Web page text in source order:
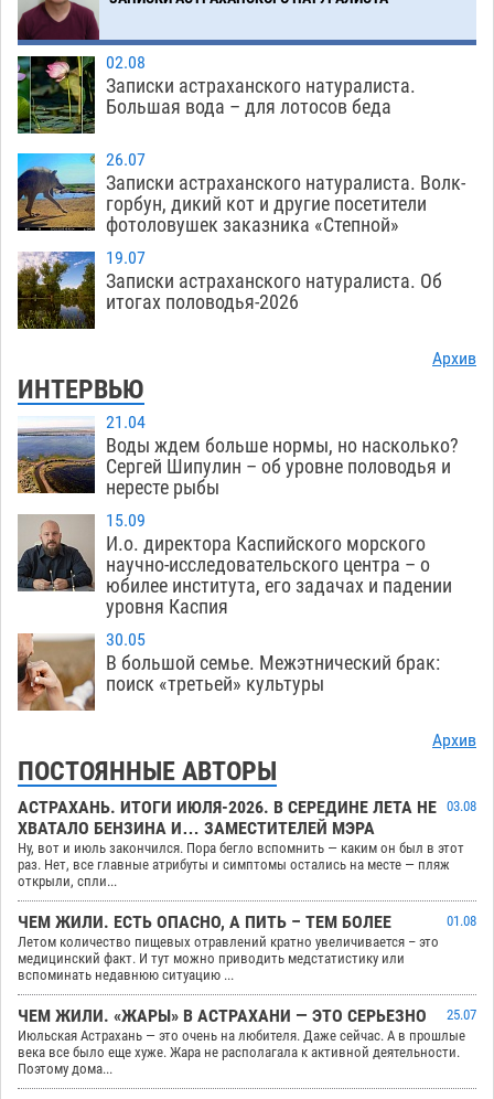
02.08
Записки астраханского натуралиста.
Большая вода – для лотосов беда
26.07
Записки астраханского натуралиста. Волк-
горбун, дикий кот и другие посетители
фотоловушек заказника «Степной»
19.07
Записки астраханского натуралиста. Об
итогах половодья-2026
Архив
ИНТЕРВЬЮ
21.04
Воды ждем больше нормы, но насколько?
Сергей Шипулин – об уровне половодья и
нересте рыбы
15.09
И.о. директора Каспийского морского
научно-исследовательского центра – о
юбилее института, его задачах и падении
уровня Каспия
30.05
В большой семье. Межэтнический брак:
поиск «третьей» культуры
Архив
ПОСТОЯННЫЕ АВТОРЫ
АСТРАХАНЬ. ИТОГИ ИЮЛЯ-2026. В СЕРЕДИНЕ ЛЕТА НЕ
ХВАТАЛО БЕНЗИНА И… ЗАМЕСТИТЕЛЕЙ МЭРА
03.08
Ну, вот и июль закончился. Пора бегло вспомнить — каким он был в этот
раз. Нет, все главные атрибуты и симптомы остались на месте — пляж
открыли, спли...
ЧЕМ ЖИЛИ. ЕСТЬ ОПАСНО, А ПИТЬ – ТЕМ БОЛЕЕ
01.08
Летом количество пищевых отравлений кратно увеличивается – это
медицинский факт. И тут можно приводить медстатистику или
вспоминать недавнюю ситуацию ...
ЧЕМ ЖИЛИ. «ЖАРЫ» В АСТРАХАНИ — ЭТО СЕРЬЕЗНО
25.07
Июльская Астрахань — это очень на любителя. Даже сейчас. А в прошлые
века все было еще хуже. Жара не располагала к активной деятельности.
Поэтому дома...